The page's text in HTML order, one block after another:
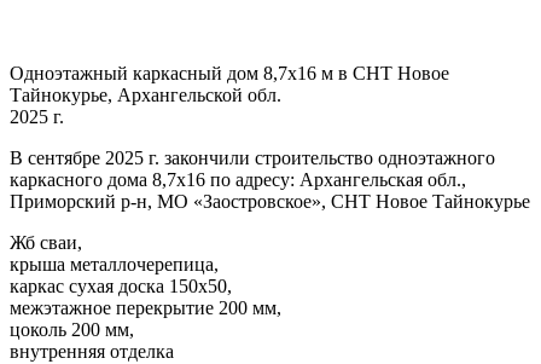
Одноэтажный каркасный дом 8,7х16 м в СНТ Новое
Тайнокурье, Архангельской обл.
2025 г.
В сентябре 2025 г. закончили строительство одноэтажного
каркасного дома 8,7х16 по адресу: Архангельская обл.,
Приморский р-н, МО «Заостровское», СНТ Новое Тайнокурье
Жб сваи,
крыша металлочерепица,
каркас сухая доска 150х50,
межэтажное перекрытие 200 мм,
цоколь 200 мм,
внутренняя отделка